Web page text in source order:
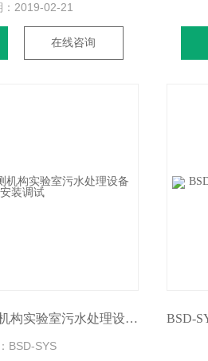
2019-02-21
在线咨询
BSD-SYS黄冈检测机构实验室污水处理设备安装调试
BSD-SYS